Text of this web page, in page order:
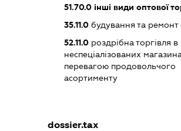
51.70.0 інші види оптової
35.11.0 будування та ремонт
52.11.0 роздрібна торгівля в
неспеціалізованих
перевагою продовольчого
асортименту
dossier.tax